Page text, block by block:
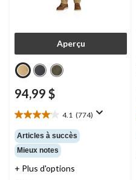
Aperçu
94,99 $
4.1 (774)
4.1
étoile(s)
sur
5.
774
Articles à succès
Mieux notes
+ Plus d'options